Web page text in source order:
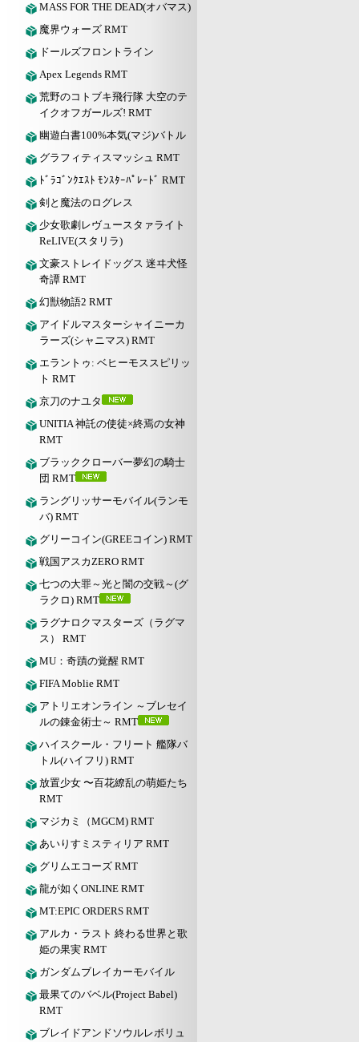
MASS FOR THE DEAD(オバマス)
魔界ウォーズ RMT
ドールズフロントライン
Apex Legends RMT
荒野のコトブキ飛行隊 大空のテ
イクオフガールズ! RMT
幽遊白書100%本気(マジ)バトル
グラフィティスマッシュ RMT
ﾄﾞﾗｺﾞﾝｸｴｽﾄ ﾓﾝｽﾀｰﾊﾟﾚｰﾄﾞ RMT
剣と魔法のログレス
少女歌劇レヴュースタァライト
ReLIVE(スタリラ)
文豪ストレイドッグス 迷ヰ犬怪
奇譚 RMT
幻獣物語2 RMT
アイドルマスターシャイニーカ
ラーズ(シャニマス) RMT
エラントゥ: ベヒーモススピリッ
ト RMT
京刀のナユタ
UNITIA 神託の使徒×終焉の女神
RMT
ブラッククローバー夢幻の騎士
団 RMT
ラングリッサーモバイル(ランモ
バ) RMT
グリーコイン(GREEコイン) RMT
戦国アスカZERO RMT
七つの大罪～光と闇の交戦～(グ
ラクロ) RMT
ラグナロクマスターズ（ラグマ
ス） RMT
MU：奇蹟の覚醒 RMT
FIFA Moblie RMT
アトリエオンライン ～ブレセイ
ルの錬金術士～ RMT
ハイスクール・フリート 艦隊バ
トル(ハイフリ) RMT
放置少女 〜百花繚乱の萌姫たち
RMT
マジカミ（MGCM) RMT
あいりすミスティリア RMT
グリムエコーズ RMT
龍が如くONLINE RMT
MT:EPIC ORDERS RMT
アルカ・ラスト 終わる世界と歌
姫の果実 RMT
ガンダムブレイカーモバイル
最果てのバベル(Project Babel)
RMT
ブレイドアンドソウルレボリュ